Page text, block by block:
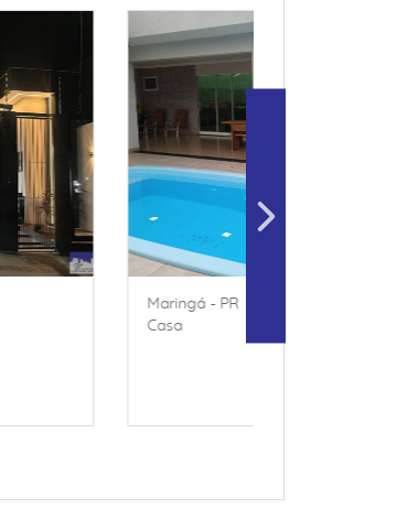
RESIDENCIAL PORTO
INGÁ